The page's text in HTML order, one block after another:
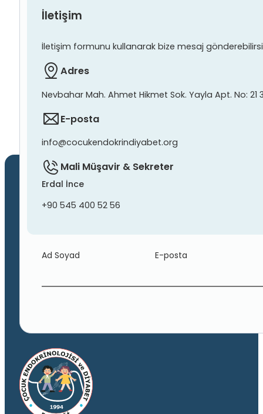
İletişim
İletişim formunu kullanarak bize mesaj
Adres
Nevbahar Mah. Ahmet Hikmet Sok. Yayla Apt. No: 21
E-posta
info@cocukendokrindiyabet.org
Mali Müşavir & Sekreter
Erdal İnce
+90 545 400 52 56
Ad Soyad E-posta